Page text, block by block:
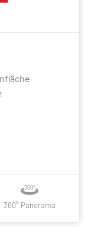
360° Panorama